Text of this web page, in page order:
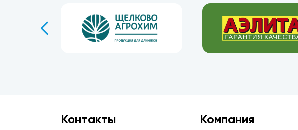
Контакты Компания